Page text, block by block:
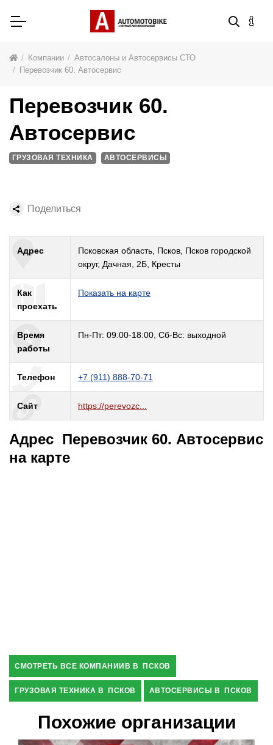
Компании
Автосалоны и Автосервисы СТО
Перевозчик 60. Автосервис
Адрес
Псковская область, Псков, Псков городской
округ, Дачная, 2Б, Кресты
Как
проехать
Показать на карте
Время
работы
Пн-Пт: 09:00-18:00, Сб-Вс: выходной
Телефон +7 (911) 888-70-71
Сайт https://perevozc...
Адрес Перевозчик 60. Автосервис
на карте
СМОТРЕТЬ ВСЕ КОМПАНИИВ В ПСКОВ
ГРУЗОВАЯ ТЕХНИКА В ПСКОВ АВТОСЕРВИСЫ В ПСКОВ
Похожие организации
Перевозчик 60.
Автосервис
ГРУЗОВАЯ ТЕХНИКА АВТОСЕРВИСЫ
Поделиться